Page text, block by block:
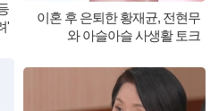
'
이혼 후 은퇴한 황재균, 전현무
와 아슬아슬 사생활 토크